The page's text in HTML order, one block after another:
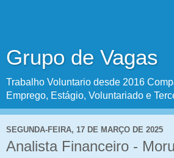
Grupo de Vagas
Trabalho Voluntario desde 2016
Emprego, Estágio, Voluntariado e
SEGUNDA-FEIRA, 17 DE MARÇO DE 2025
Analista Financeiro -